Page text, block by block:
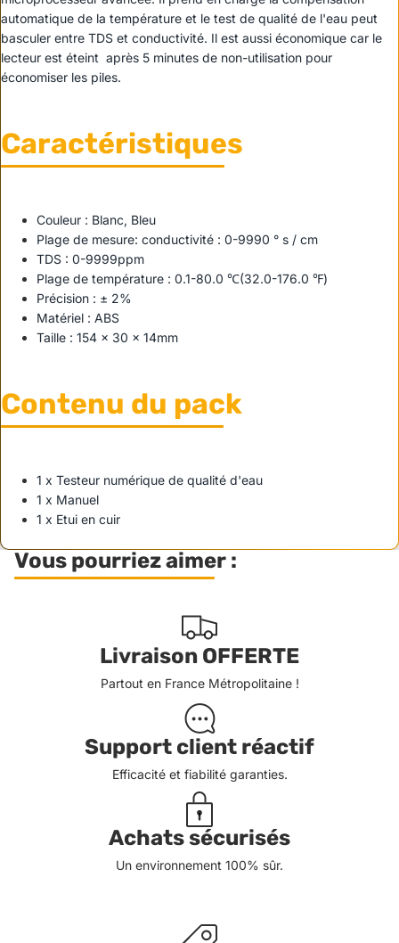
automatique de la température et le test de qualité de l'eau peut
basculer entre TDS et conductivité. Il est aussi économique car le
lecteur est éteint après 5 minutes de non-utilisation pour
économiser les piles.
Caractéristiques
Couleur : Blanc, Bleu
Plage de mesure: conductivité : 0-9990 ° s / cm
TDS : 0-9999ppm
Plage de température : 0.1-80.0 ℃(32.0-176.0 ℉)
Précision : ± 2%
Matériel : ABS
Taille : 154 x 30 x 14mm
Contenu du pack
1 x Testeur numérique de qualité d'eau
1 x Manuel
1 x Etui en cuir
Vous pourriez aimer :
Livraison OFFERTE
Partout en France Métropolitaine !
Support client réactif
Efficacité et fiabilité garanties.
Achats sécurisés
Un environnement 100% sûr.